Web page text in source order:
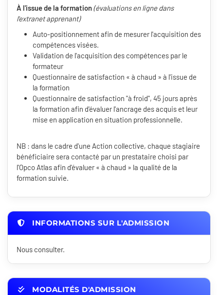
À l'issue de la formation(évaluations en ligne dans
l'extranet apprenant)
Auto-positionnement afin de mesurer l'acquisition des
compétences visées.
Validation de l'acquisition des compétences par le
formateur
Questionnaire de satisfaction « à chaud » à l'issue de
la formation
Questionnaire de satisfaction "à froid", 45 jours après
la formation afin d'évaluer l'ancrage des acquis et leur
mise en application en situation professionnelle.
NB : dans le cadre d'une Action collective, chaque stagiaire
bénéficiaire sera contacté par un prestataire choisi par
l'Opco Atlas afin d'évaluer « à chaud » la qualité de la
formation suivie.
INFORMATIONS SUR L'ADMISSION
Nous consulter.
MODALITÉS D'ADMISSION